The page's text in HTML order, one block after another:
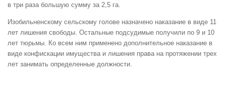
в три раза большую сумму за 2,5 га.
Изобильненскому сельскому голове назначено наказание в виде 11
лет лишения свободы. Остальные подсудимые получили по 9 и 10
лет тюрьмы. Ко всем ним применено дополнительное наказание в
виде конфискации имущества и лишения права на протяжении трех
лет занимать определенные должности.